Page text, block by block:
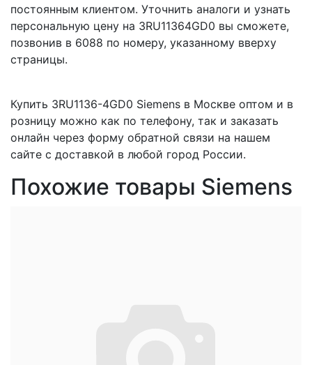
постоянным клиентом. Уточнить аналоги и узнать
персональную цену на 3RU11364GD0 вы сможете,
позвонив в 6088 по номеру, указанному вверху
страницы.
Купить 3RU1136-4GD0 Siemens в Москве оптом и в
розницу можно как по телефону, так и заказать
онлайн через форму обратной связи на нашем
сайте с доставкой в любой город России.
Похожие товары Siemens